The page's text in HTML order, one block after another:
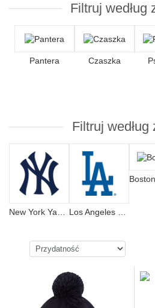
Filtruj według
Pantera Czaszka
Filtruj według